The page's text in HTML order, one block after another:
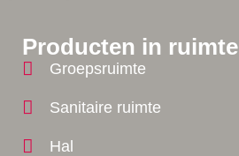
Producten in ruimte
Groepsruimte
Sanitaire ruimte
Hal